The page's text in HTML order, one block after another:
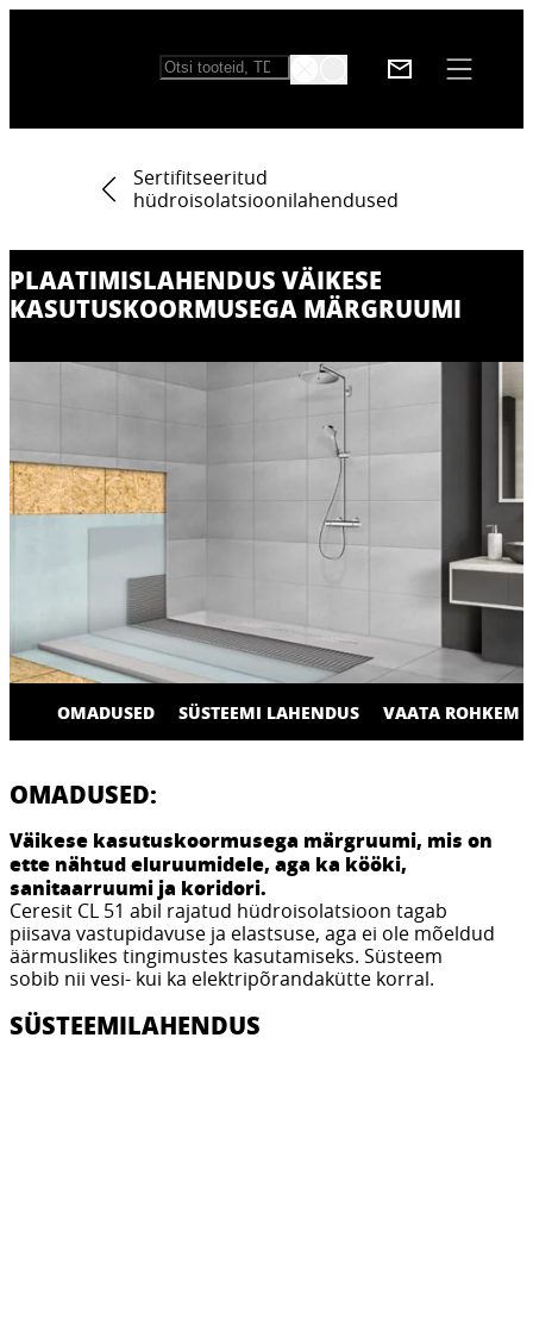
Sertifitseeritud
hüdroisolatsioonilahendused
PLAATIMISLAHENDUS VÄIKESE
KASUTUSKOORMUSEGA MÄRGRUUMI
OMADUSED SÜSTEEMI LAHENDUS VAATA ROHKEM
OMADUSED:
Väikese kasutuskoormusega märgruumi, mis on
ette nähtud eluruumidele, aga ka kööki,
sanitaarruumi ja koridori.
Ceresit CL 51 abil rajatud hüdroisolatsioon tagab
piisava vastupidavuse ja elastsuse, aga ei ole mõeldud
äärmuslikes tingimustes kasutamiseks. Süsteem
sobib nii vesi- kui ka elektripõrandakütte korral.
SÜSTEEMILAHENDUS